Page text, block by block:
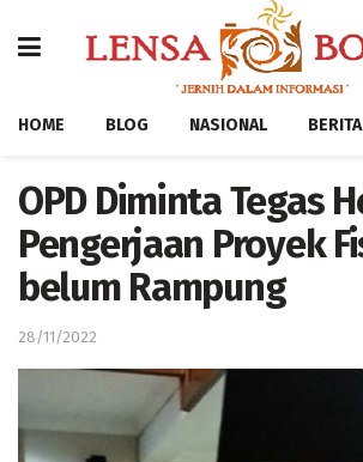
HOME BLOG NASIONAL
OPD Diminta Tegas
Pengerjaan Proyek
belum Rampung
28/11/2022